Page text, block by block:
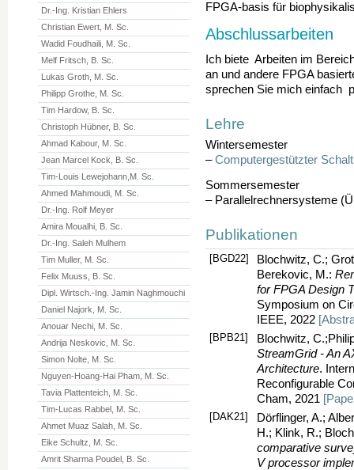
FPGA-basis für
Abschlussarbeiten
Ich biete Arbeiten im
an und andere FPGA
sprechen Sie mich einfach
Lehre
Wintersemester
–Computergestützter
Sommersemester
– Parallelrechnersysteme
Publikationen
[BGD22]
Blochwitz, C.;
Berekovic, M.:
for FPGA Design
Symposium on
IEEE, 2022
[BPB21]
Blochwitz,
StreamGrid - An
Architecture.
Reconfigurable
Cham, 2021
[DAK21]
Dörflinger, A.;
H.; Klink, R.;
comparative
V processor
Dr.-Ing. Kristian Ehlers
Christian Ewert, M. Sc.
Wadid Foudhaili, M. Sc.
Melf Fritsch, B. Sc.
Lukas Groth, M. Sc.
Philipp Grothe, M. Sc.
Tim Hardow, B. Sc.
Christoph Hübner, B. Sc.
Ahmad Kabour, M. Sc.
Jean Marcel Kock, B. Sc.
Tim-Louis Lewejohann,M. Sc.
Ahmed Mahmoudi, M. Sc.
Dr.-Ing. Rolf Meyer
Amira Moualhi, B. Sc.
Dr.-Ing. Saleh Mulhem
Tim Muller, M. Sc.
Felix Muuss, B. Sc.
Dipl. Wirtsch.-Ing. Jamin Naghmouchi
Daniel Najork, M. Sc.
Anouar Nechi, M. Sc.
Andrija Neskovic, M. Sc.
Simon Nolte, M. Sc.
Nguyen-Hoang-Hai Pham, M. Sc.
Tavia Plattenteich, M. Sc.
Tim-Lucas Rabbel, M. Sc.
Ahmet Muaz Salah, M. Sc.
Eike Schultz, M. Sc.
Amrit Sharma Poudel, B. Sc.